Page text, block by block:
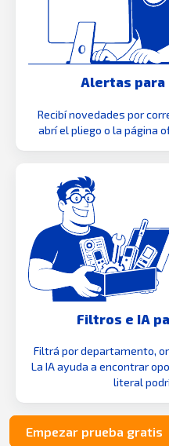
Alertas
Recibí novedades por
abrí el pliego o la página
Filtros e IA
Filtrá por departamento,
La IA ayuda a encontrar
literal
Empezar prueba gratis